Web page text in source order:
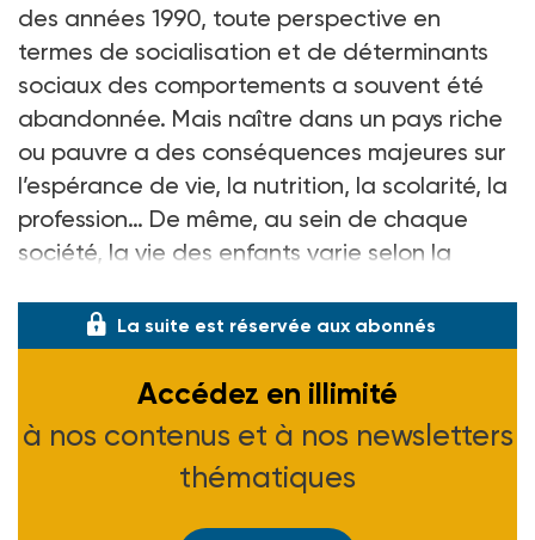
des années 1990, toute perspective en
termes de socialisation et de déterminants
sociaux des comportements a souvent été
abandonnée. Mais naître dans un pays riche
ou pauvre a des conséquences majeures sur
l’espérance de vie, la nutrition, la scolarité, la
profession… De même, au sein de chaque
société, la vie des enfants varie selon la
La suite est réservée aux abonnés
Accédez en illimité
à nos contenus et à nos newsletters
thématiques